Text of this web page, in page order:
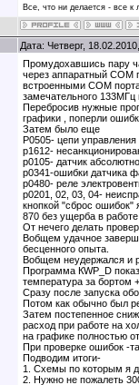
Все, что ни делается - все к
Дата: Четверг,
Промудохавшись пару
через аппаратный СОМ
встроенными СОМ
замечательного
Перебросив нужные
графики , поперли
Затем было еще
Р0505- цепи
р1612-
р0105- датчик
р0341-ошибки датчика
р0480- реле
р0201, 02, 03, 04-
кнопкой "сброс ошибок"
870 без ущерба в
От нечего делать
Вобщем удачное
бесценного опыта.
Вобщем неудержался и
Программа КWP_D
температура за бортом
Сразу после запуска
Потом как обычно был
Затем постепенное
расход при работе на
на графике полностью
При проверке ошибок -
Подводим итоги-
1. Схемы по которым я
2. Нужно не пожалеть